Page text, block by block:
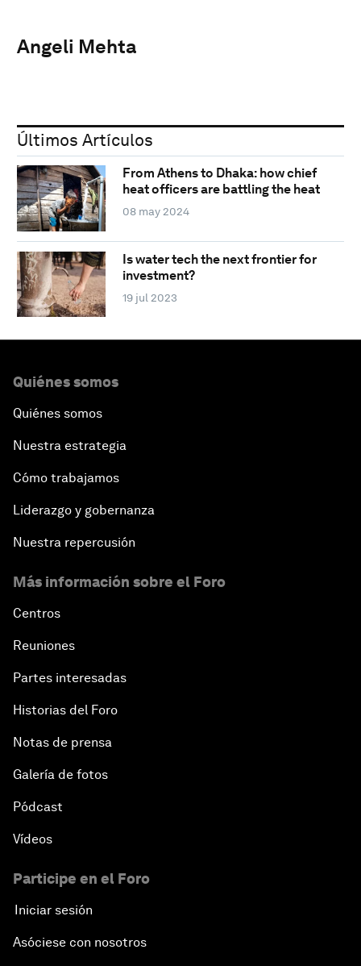
Angeli Mehta
Últimos Artículos
From Athens to Dhaka: how chief
heat officers are battling the heat
08 may 2024
Is water tech the next frontier for
investment?
19 jul 2023
Quiénes somos
Quiénes somos
Nuestra estrategia
Cómo trabajamos
Liderazgo y gobernanza
Nuestra repercusión
Más información sobre el Foro
Centros
Reuniones
Partes interesadas
Historias del Foro
Notas de prensa
Galería de fotos
Pódcast
Vídeos
Participe en el Foro
Iniciar sesión
Asóciese con nosotros